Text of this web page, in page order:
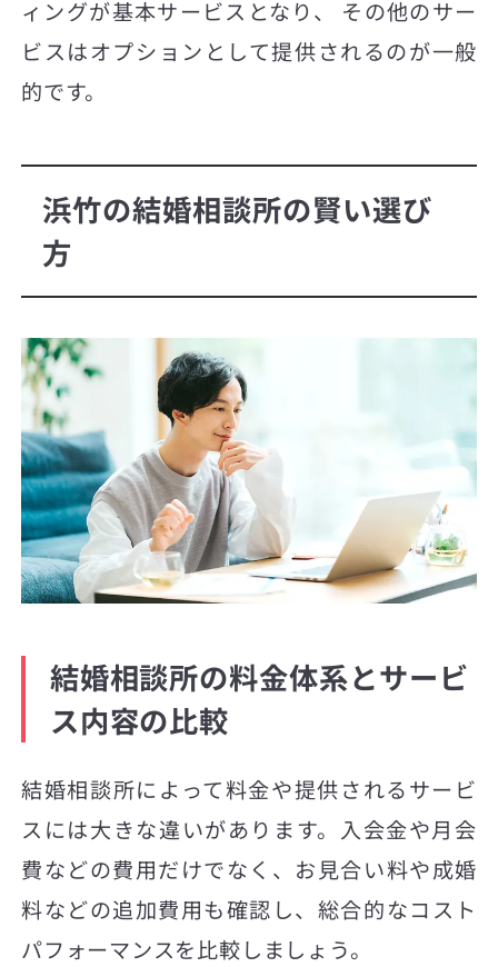
ィングが基本サービスとなり、 その他のサー
ビスはオプションとして提供されるのが一般
的です。
浜竹の結婚相談所の賢い選び
方
結婚相談所の料金体系とサービ
ス内容の比較
結婚相談所によって料金や提供されるサービ
スには大きな違いがあります。入会金や月会
費などの費用だけでなく、お見合い料や成婚
料などの追加費用も確認し、総合的なコスト
パフォーマンスを比較しましょう。